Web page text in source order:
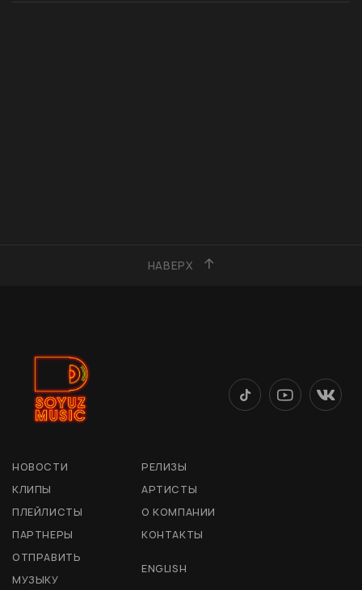
НАВЕРХ
НОВОСТИ
РЕЛИЗЫ
КЛИПЫ
АРТИСТЫ
ПЛЕЙЛИСТЫ
О КОМПАНИИ
ПАРТНЕРЫ
КОНТАКТЫ
ОТПРАВИТЬ
МУЗЫКУ
ENGLISH